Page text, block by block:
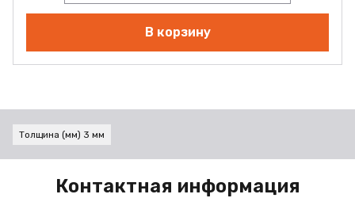
В корзину
Толщина (мм) 3 мм
Контактная информация